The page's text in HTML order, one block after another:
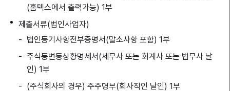
(홈텍스에서 출력가능) 1부
제출서류(법인사업자)
법인등기사항전부증명서(말소사항 포함) 1부
주식등변동상황명세서(세무사 또는 회계사 또는 법무사 날
인) 1부
(주식회사의 경우) 주주명부(회사직인 날인) 1부